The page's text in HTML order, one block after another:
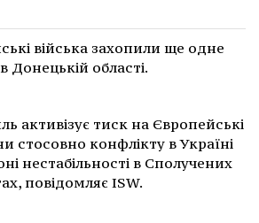
війська захопили ще одне
Донецькій області.
активізує тиск на Європейські
стосовно конфлікту в Україні
нестабільності в Сполучених
повідомляє ISW.